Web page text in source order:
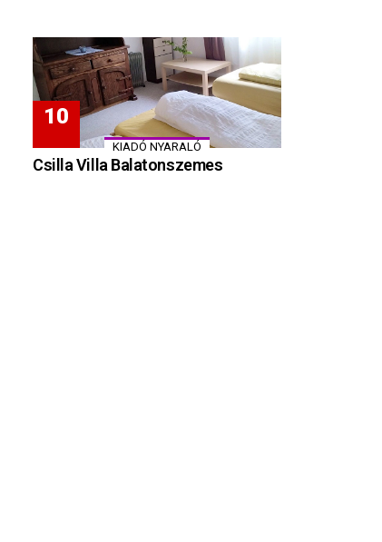
KIADÓ NYARALÓ
Csilla Villa Balatonszemes